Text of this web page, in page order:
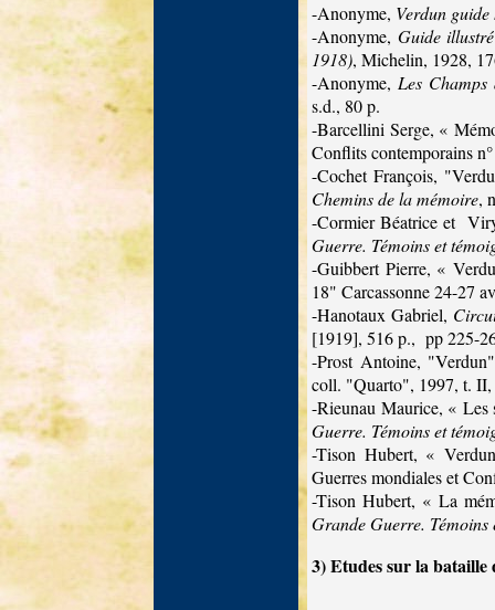
-Anonyme, Verdun
-Anonyme, Guide
1918), Michelin, 1928,
-Anonyme, Les
s.d., 80 p.
-Barcellini Serge, «
Conflits contemporains
-Cochet François,
Chemins de la mémoire,
-Cormier Béatrice et
Guerre. Témoins et
-Guibbert Pierre, «
18" Carcassonne 24-27
-Hanotaux Gabriel,
[1919], 516 p., pp 225-
-Prost Antoine,
coll. "Quarto", 1997, t. II,
-Rieunau Maurice, « Les
Guerre. Témoins et
-Tison Hubert, «
Guerres mondiales et
-Tison Hubert, « La
Grande Guerre. Témoins
3)Etudes sur la bataille